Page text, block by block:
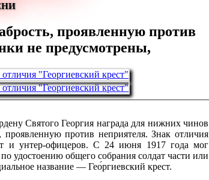
проявленную против
не предусмотрены,
Святого Георгия награда для нижних чинов
против неприятеля. Знак отличия
и унтер-офицеров. С 24 июня 1917 года мог
удостоению общего собрания солдат части или
название — Гео́ргиевский крест.